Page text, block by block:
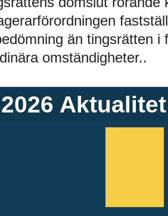
än tingsrätten i
omständigheter..
Aktualitet